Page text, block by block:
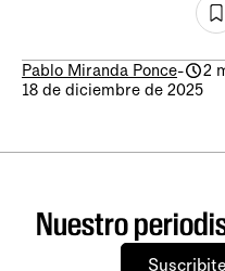
Pablo Miranda Ponce-
2
18 de diciembre de 2025
Nuestro